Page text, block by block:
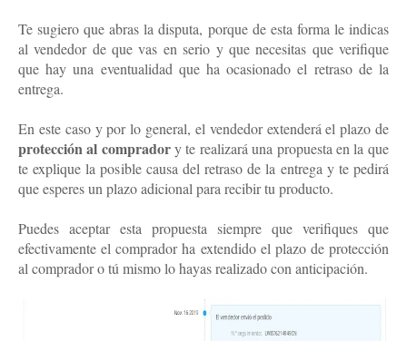
Te sugiero que abras la disputa, porque de esta forma le indicas
al vendedor de que vas en serio y que necesitas que verifique
que hay una eventualidad que ha ocasionado el retraso de la
entrega.
En este caso y por lo general, el vendedor extenderá el plazo de
protección al compradory te realizará una propuesta en la que
te explique la posible causa del retraso de la entrega y te pedirá
que esperes un plazo adicional para recibir tu producto.
Puedes aceptar esta propuesta siempre que verifiques que
efectivamente el comprador ha extendido el plazo de protección
al comprador o tú mismo lo hayas realizado con anticipación.